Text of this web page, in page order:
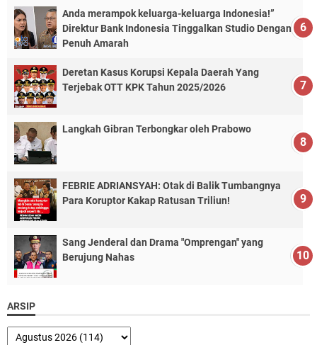
Anda merampok keluarga-keluarga Indonesia!”
Direktur Bank Indonesia Tinggalkan Studio Dengan
Penuh Amarah
Deretan Kasus Korupsi Kepala Daerah Yang
Terjebak OTT KPK Tahun 2025/2026
Langkah Gibran Terbongkar oleh Prabowo
FEBRIE ADRIANSYAH: Otak di Balik Tumbangnya
Para Koruptor Kakap Ratusan Triliun!
Sang Jenderal dan Drama "Omprengan" yang
Berujung Nahas
ARSIP